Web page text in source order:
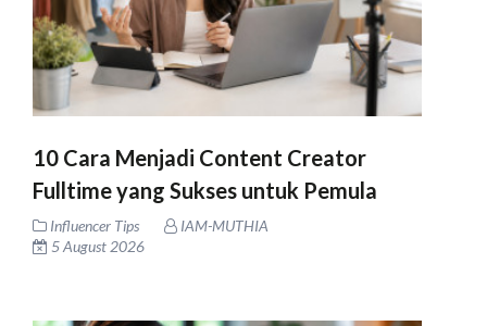
10 Cara Menjadi Content Creator
Fulltime yang Sukses untuk Pemula
Influencer Tips
IAM-MUTHIA
5 August 2026